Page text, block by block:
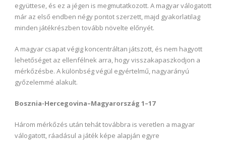
együttese, és ez a jégen is megmutatkozott. A magyar válogatott
már az első endben négy pontot szerzett, majd gyakorlatilag
minden játékrészben tovább növelte előnyét.
A magyar csapat végig koncentráltan játszott, és nem hagyott
lehetőséget az ellenfélnek arra, hogy visszakapaszkodjon a
mérkőzésbe. A különbség végül egyértelmű, nagyarányú
győzelemmé alakult.
Bosznia-Hercegovina–Magyarország 1–17
Három mérkőzés után tehát továbbra is veretlen a magyar
válogatott, ráadásul a játék képe alapján egyre